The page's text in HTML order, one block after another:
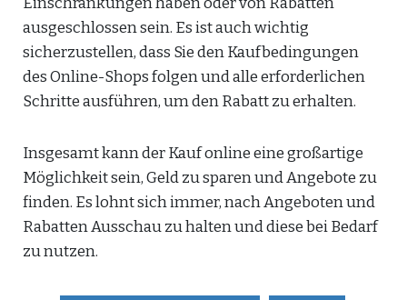
ausgeschlossen sein. Es ist auch wichtig
sicherzustellen, dass Sie den Kaufbedingungen
des Online-Shops folgen und alle erforderlichen
Schritte ausführen, um den Rabatt zu erhalten.
Insgesamt kann der Kauf online eine großartige
Möglichkeit sein, Geld zu sparen und Angebote zu
finden. Es lohnt sich immer, nach Angeboten und
Rabatten Ausschau zu halten und diese bei Bedarf
zu nutzen.